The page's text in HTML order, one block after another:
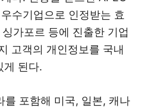
수기업으로 인정받는 효
가포르 등에 진출한 기업
고객의 개인정보를 국내
게 된다.
를 포함해 미국, 일본, 캐나